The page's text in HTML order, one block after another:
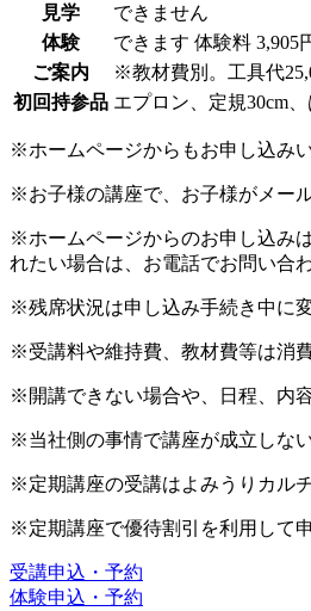
見学
できません
体験
できます 体験料 3,905
ご案内
※教材費別。工具代
初回持参品 エプロン、定規30cm
※ホームページからもお申し込み
※お子様の講座で、お子様がメー
※ホームページからのお申し込み
れたい場合は、お電話でお問い合
※残席状況は申し込み手続き中に
※受講料や維持費、教材費等は消
※開講できない場合や、日程、内
※当社側の事情で講座が成立しな
※定期講座の受講はよみうりカル
※定期講座で優待割引を利用して
受講申込・予約
体験申込・予約